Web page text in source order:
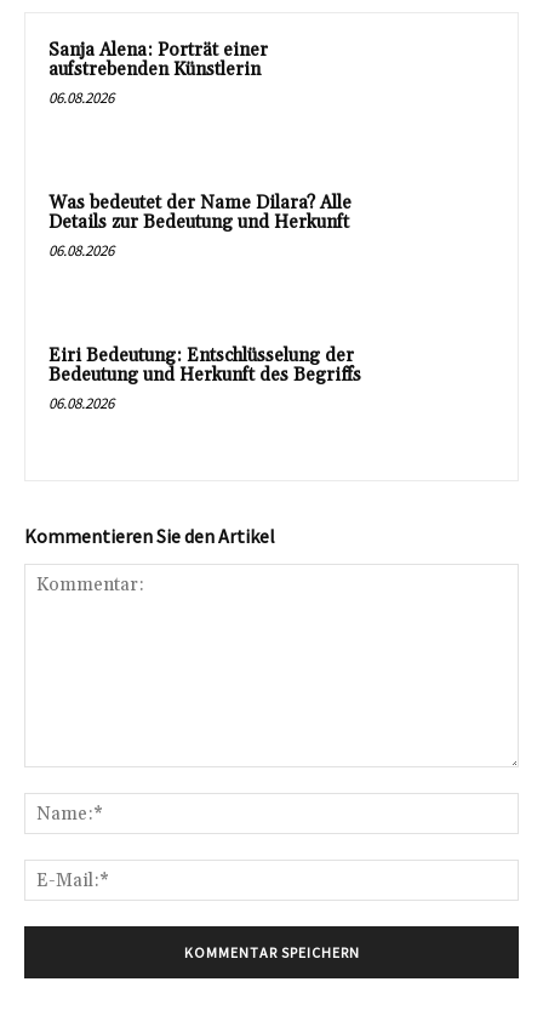
Sanja Alena: Porträt einer
aufstrebenden Künstlerin
06.08.2026
Was bedeutet der Name Dilara? Alle
Details zur Bedeutung und Herkunft
06.08.2026
Eiri Bedeutung: Entschlüsselung der
Bedeutung und Herkunft des Begriffs
06.08.2026
Kommentieren Sie den Artikel